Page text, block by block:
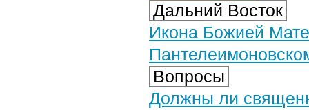
Дальний Восток
Икона Божией
Вопросы
Должны ли